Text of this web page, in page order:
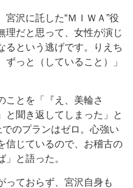
沢に託した“ＭＩＷＡ”役
理だと思って、女性が演じ
るという逃げです。りえち
っと（していること）」
とを「『え、美輪さ
聞き返してしまった」と
のプランはゼロ。心強い
信じているので、お稽古の
と語った。
ておらず、宮沢自身も